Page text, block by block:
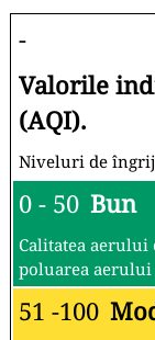
-
Valorile
(AQI).
Niveluri de
0 - 50 Bun
Calitatea aerului
poluarea
51 -100